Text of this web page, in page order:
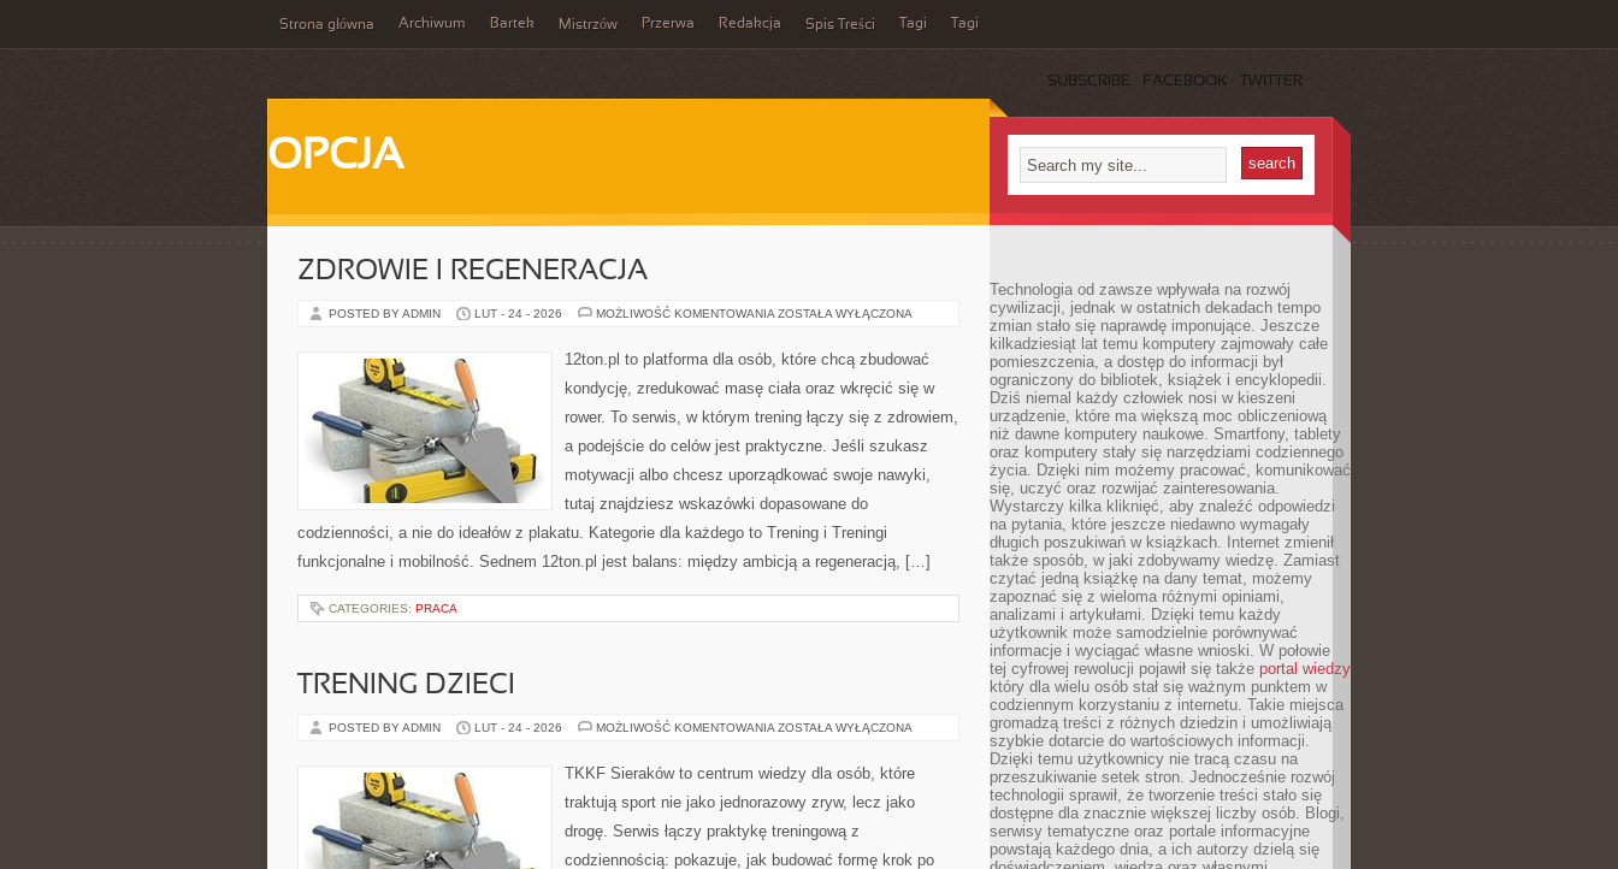
Strona główna Archiwum Bartek Mistrzów Przerwa Redakcja Spis Treści Tagi Tagi
SUBSCRIBE FACEBOOK TWITTER
OPCJA
ZDROWIE I REGENERACJA
POSTED BY ADMIN LUT - 24 - 2026 MOŻLIWOŚĆ KOMENTOWANIA ZDROWIE
ZOSTAŁA WYŁĄCZONA
12ton.pl to platforma dla osób, które chcą zbudować
kondycję, zredukować masę ciała oraz wkręcić się w
rower. To serwis, w którym trening łączy się z zdrowiem,
a podejście do celów jest praktyczne. Jeśli szukasz
motywacji albo chcesz uporządkować swoje nawyki,
tutaj znajdziesz wskazówki dopasowane do
codzienności, a nie do ideałów z plakatu. Kategorie dla każdego to Trening i Treningi
funkcjonalne i mobilność. Sednem 12ton.pl jest balans: między ambicją a regeneracją, […]
CATEGORIES: PRACA
TRENING DZIECI
POSTED BY ADMIN LUT - 24 - 2026 MOŻLIWOŚĆ KOMENTOWANIA TRENING
ZOSTAŁA WYŁĄCZONA
TKKF Sieraków to centrum wiedzy dla osób, które
traktują sport nie jako jednorazowy zryw, lecz jako
drogę. Serwis łączy praktykę treningową z
codziennością: pokazuje, jak budować formę krok po
Technologia od zawsze wpływała na rozwój
cywilizacji, jednak w ostatnich dekadach tempo
zmian stało się naprawdę imponujące. Jeszcze
kilkadziesiąt lat temu komputery zajmowały całe
pomieszczenia, a dostęp do informacji był
ograniczony do bibliotek, książek i encyklopedii.
Dziś niemal każdy człowiek nosi w kieszeni
urządzenie, które ma większą moc obliczeniową
niż dawne komputery naukowe. Smartfony, tablety
oraz komputery stały się narzędziami codziennego
życia. Dzięki nim możemy pracować, komunikować
się, uczyć oraz rozwijać zainteresowania.
Wystarczy kilka kliknięć, aby znaleźć odpowiedzi
na pytania, które jeszcze niedawno wymagały
długich poszukiwań w książkach. Internet zmienił
także sposób, w jaki zdobywamy wiedzę. Zamiast
czytać jedną książkę na dany temat, możemy
zapoznać się z wieloma różnymi opiniami,
analizami i artykułami. Dzięki temu każdy
użytkownik może samodzielnie porównywać
informacje i wyciągać własne wnioski. W połowie
tej cyfrowej rewolucji pojawił się także portal wiedzy
który dla wielu osób stał się ważnym punktem w
codziennym korzystaniu z internetu. Takie miejsca
gromadzą treści z różnych dziedzin i umożliwiają
szybkie dotarcie do wartościowych informacji.
Dzięki temu użytkownicy nie tracą czasu na
przeszukiwanie setek stron. Jednocześnie rozwój
technologii sprawił, że tworzenie treści stało się
dostępne dla znacznie większej liczby osób. Blogi,
serwisy tematyczne oraz portale informacyjne
powstają każdego dnia, a ich autorzy dzielą się